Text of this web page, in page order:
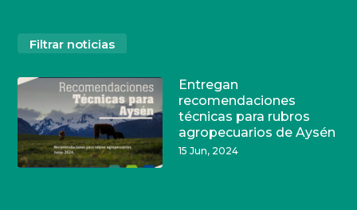
Filtrar noticias
Entregan
recomendaciones
técnicas para rubros
agropecuarios de Aysén
15 Jun, 2024